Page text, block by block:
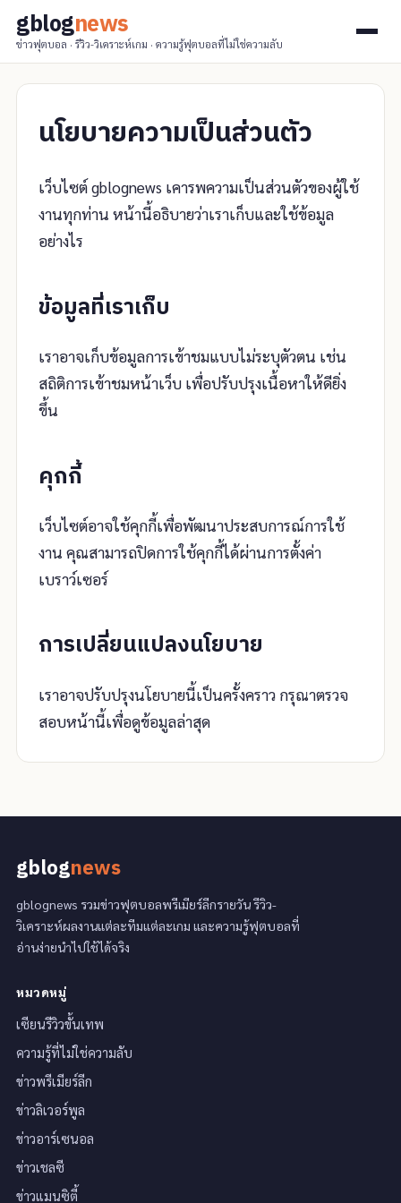
gblognews
ข่าวฟุตบอล · รีวิว-วิเคราะห์เกม · ความรู้ฟุตบอลที่ไม่ใช่ความลับ
นโยบายความเป็นส่วนตัว
เว็บไซต์ gblognews เคารพความเป็นส่วนตัวของผู้ใช้
งานทุกท่าน หน้านี้อธิบายว่าเราเก็บและใช้ข้อมูล
อย่างไร
ข้อมูลที่เราเก็บ
เราอาจเก็บข้อมูลการเข้าชมแบบไม่ระบุตัวตน เช่น
สถิติการเข้าชมหน้าเว็บ เพื่อปรับปรุงเนื้อหาให้ดียิ่ง
ขึ้น
คุกกี้
เว็บไซต์อาจใช้คุกกี้เพื่อพัฒนาประสบการณ์การใช้
งาน คุณสามารถปิดการใช้คุกกี้ได้ผ่านการตั้งค่า
เบราว์เซอร์
การเปลี่ยนแปลงนโยบาย
เราอาจปรับปรุงนโยบายนี้เป็นครั้งคราว กรุณาตรวจ
สอบหน้านี้เพื่อดูข้อมูลล่าสุด
gblognews
gblognews รวมข่าวฟุตบอลพรีเมียร์ลีกรายวัน รีวิว-
วิเคราะห์ผลงานแต่ละทีมแต่ละเกม และความรู้ฟุตบอลที่
อ่านง่ายนำไปใช้ได้จริง
หมวดหมู่
เซียนรีวิวขั้นเทพ
ความรู้ที่ไม่ใช่ความลับ
ข่าวพรีเมียร์ลีก
ข่าวลิเวอร์พูล
ข่าวอาร์เซนอล
ข่าวเชลซี
ข่าวแมนซิตี้